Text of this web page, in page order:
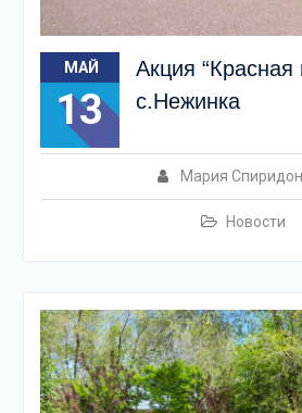
МАЙ
13
Акция “Красная
с.Нежинка
Мария
Новости